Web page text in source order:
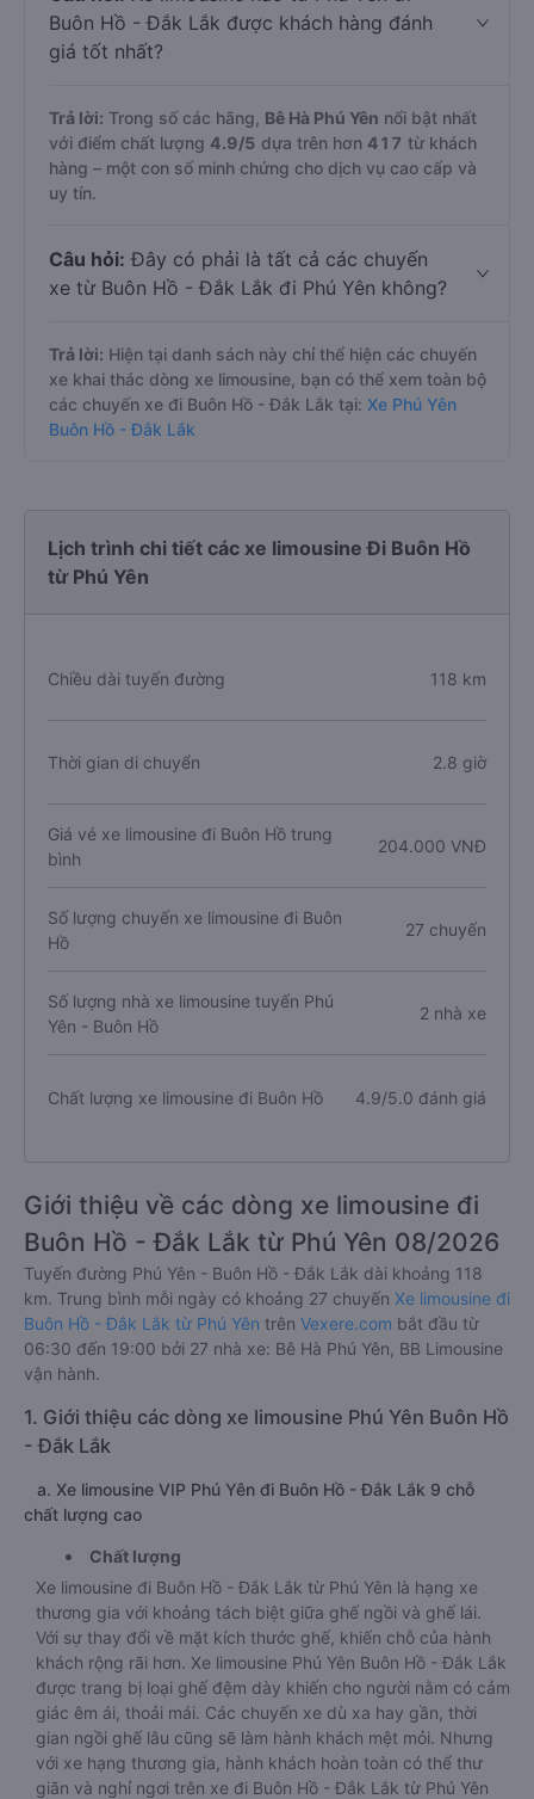
Buôn Hồ - Đắk Lắk được khách hàng đánh
giá tốt nhất?
Trả lời: Trong số các hãng, Bê Hà Phú Yên nổi bật nhất
với điểm chất lượng 4.9/5 dựa trên hơn 417 từ khách
hàng – một con số minh chứng cho dịch vụ cao cấp và
uy tín.
Câu hỏi: Đây có phải là tất cả các chuyến
xe từ Buôn Hồ - Đắk Lắk đi Phú Yên không?
Trả lời: Hiện tại danh sách này chỉ thể hiện các chuyến
xe khai thác dòng xe limousine, bạn có thể xem toàn bộ
các chuyến xe đi Buôn Hồ - Đắk Lắk tại: Xe Phú Yên
Buôn Hồ - Đắk Lắk
Lịch trình chi tiết các xe limousine Đi Buôn Hồ
từ Phú Yên
Chiều dài tuyến đường 118 km
Thời gian di chuyển 2.8 giờ
Giá vé xe limousine đi Buôn Hồ trung
bình
204.000 VNĐ
Số lượng chuyến xe limousine đi Buôn
Hồ
27 chuyến
Số lượng nhà xe limousine tuyến Phú
Yên - Buôn Hồ
2 nhà xe
Chất lượng xe limousine đi Buôn Hồ 4.9/5.0 đánh giá
Giới thiệu về các dòng xe limousine đi
Buôn Hồ - Đắk Lắk từ Phú Yên 08/2026
Tuyến đường Phú Yên - Buôn Hồ - Đắk Lắk dài khoảng 118
km. Trung bình mỗi ngày có khoảng 27 chuyến Xe limousine đi
Buôn Hồ - Đắk Lắk từ Phú Yên trên Vexere.com bắt đầu từ
06:30 đến 19:00 bởi 27 nhà xe: Bê Hà Phú Yên, BB Limousine
vận hành.
1. Giới thiệu các dòng xe limousine Phú Yên Buôn Hồ
- Đắk Lắk
a. Xe limousine VIP Phú Yên đi Buôn Hồ - Đắk Lắk 9 chỗ
chất lượng cao
Chất lượng
Xe limousine đi Buôn Hồ - Đắk Lắk từ Phú Yên là hạng xe
thương gia với khoảng tách biệt giữa ghế ngồi và ghế lái.
Với sự thay đổi về mặt kích thước ghế, khiến chỗ của hành
khách rộng rãi hơn. Xe limousine Phú Yên Buôn Hồ - Đắk Lắk
được trang bị loại ghế đệm dày khiến cho người nằm có cảm
giác êm ái, thoải mái. Các chuyến xe dù xa hay gần, thời
gian ngồi ghế lâu cũng sẽ làm hành khách mệt mỏi. Nhưng
với xe hạng thương gia, hành khách hoàn toàn có thể thư
giãn và nghỉ ngơi trên xe đi Buôn Hồ - Đắk Lắk từ Phú Yên